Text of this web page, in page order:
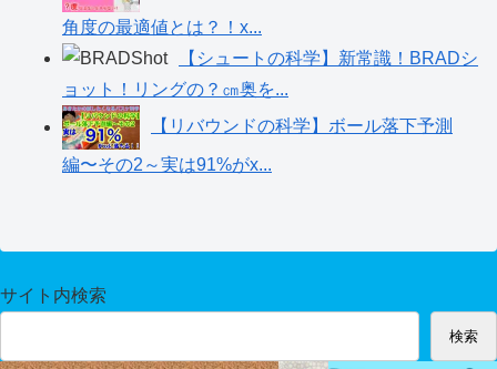
角度の最適値とは？！x...
【シュートの科学】新常識！BRADシ
ョット！リングの？㎝奥を...
【リバウンドの科学】ボール落下予測
編〜その2～実は91%がx...
サイト内検索
検索